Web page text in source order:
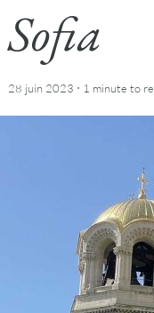
Sofia
28 juin 2023 · 1 minute to